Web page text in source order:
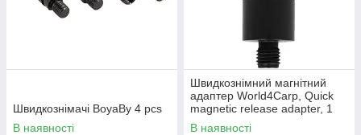
Швидкознімачі BoyaBy 4 pcs
В наявності
Швидкознімний магнітний
адаптер World4Carp, Quick
magnetic release adapter, 1
шт
В наявності